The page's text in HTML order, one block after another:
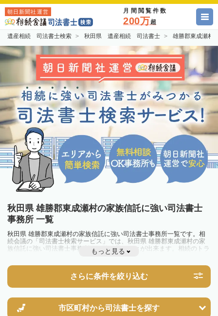
朝日新聞社運営 月間閲覧件数
200万超
遺産相続 司法書士検索 秋田県 遺産相続 司法書士 雄勝郡東成瀬
秋田県 雄勝郡東成瀬村の家族信託に強い司法書士
事務所 一覧
秋田県 雄勝郡東成瀬村の家族信託に強い司法書士事務所一覧です。相
続会議の「司法書士検索サービス」では、秋田県 雄勝郡東成瀬村の家
族信託に強い司法書士事務所を一覧で見ることが出来ます。相続のトラ
ブルやお悩みを抱えている方は一度近隣の司法書士に相談してみましょ
もっと見る
さらに条件を絞り込む
市区町村から司法書士を探す